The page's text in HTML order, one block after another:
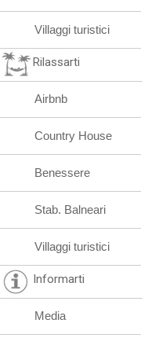
Villaggi turistici
Rilassarti
Airbnb
Country House
Benessere
Stab. Balneari
Villaggi turistici
Informarti
Media